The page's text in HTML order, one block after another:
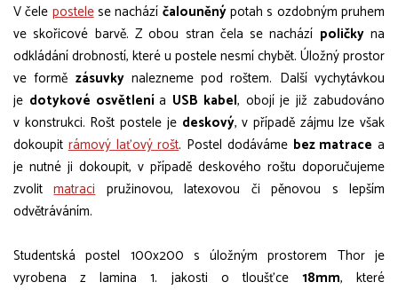
V čele postelese nachází čalouněnýpotah s ozdobným pruhem
ve skořicové barvě. Z obou stran čela se nachází poličkyna
odkládání drobností, které u postele nesmí chybět. Úložný prostor
ve formě zásuvkynalezneme pod roštem. Další vychytávkou
je dotykové osvětlenía USB kabel, obojí je již zabudováno
v konstrukci. Rošt postele je deskový, v případě zájmu lze však
dokoupitrámový laťový rošt. Postel dodáváme bez matrace a
je nutné ji dokoupit, v případě deskového roštu doporučujeme
zvolit matraci pružinovou, latexovou či pěnovou s lepším
odvětráváním.
Studentská postel 100x200 s úložným prostorem Thor je
vyrobena z lamina 1. jakosti o tloušťce 18mm, které